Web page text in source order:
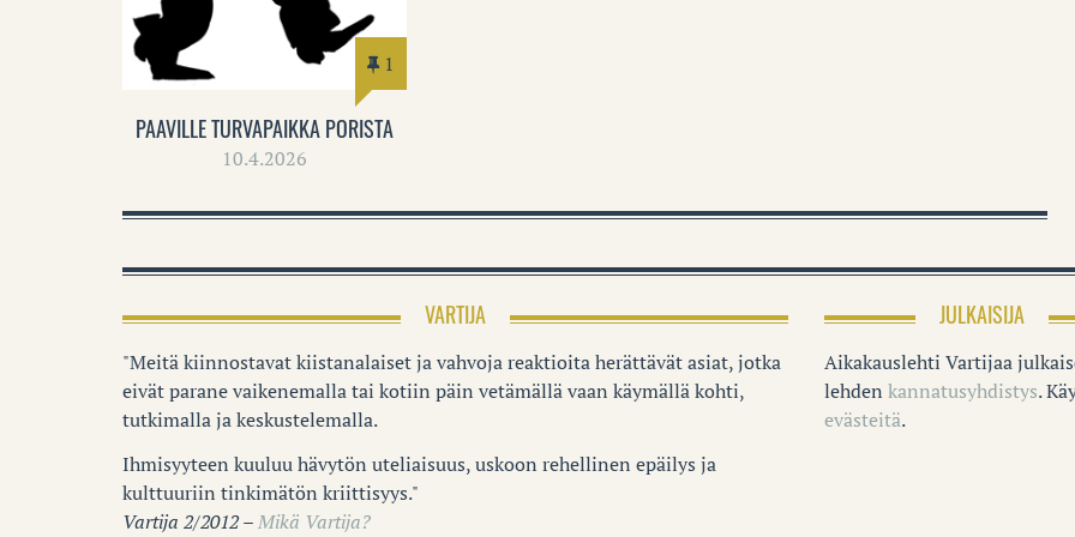
1
PAAVILLE TURVAPAIKKA PORISTA
10.4.2026
VARTIJA
"Meitä kiinnostavat kiistanalaiset ja vahvoja reaktioita herättävät asiat, jotka
eivät parane vaikenemalla tai kotiin päin vetämällä vaan käymällä kohti,
tutkimalla ja keskustelemalla.
Ihmisyyteen kuuluu hävytön uteliaisuus, uskoon rehellinen epäilys ja
kulttuuriin tinkimätön kriittisyys."
Vartija 2/2012 –Mikä Vartija?
JULKAISIJA
Aikakauslehti Vartijaa
lehden kannatusyhdistys.
evästeitä.